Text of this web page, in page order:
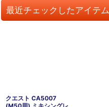
最近チェックしたアイテム
クエスト CA5007